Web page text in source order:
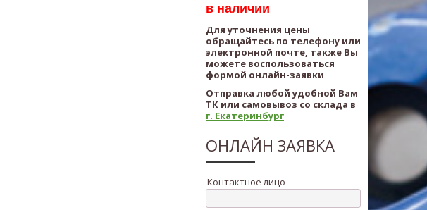
в наличии
Для уточнения цены
обращайтесь по телефону или
электронной почте, также Вы
можете воспользоваться
формой онлайн-заявки
Отправка любой удобной Вам
ТК или самовывоз со склада в
г. Екатеринбург
ОНЛАЙН ЗАЯВКА
Контактное лицо